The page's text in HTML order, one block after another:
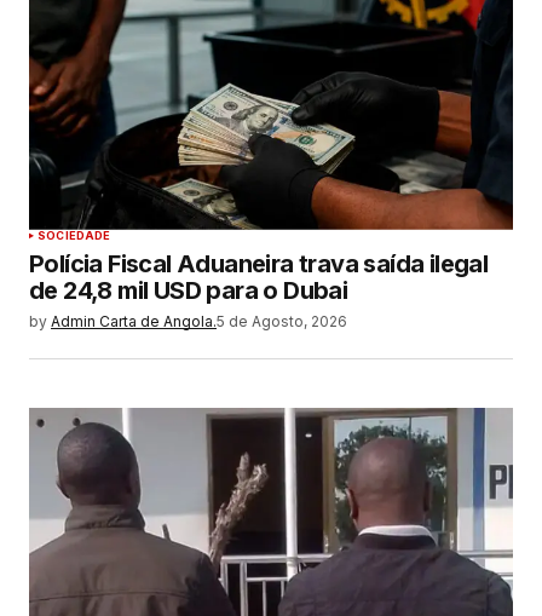
SOCIEDADE
Polícia Fiscal Aduaneira trava saída ilegal
de 24,8 mil USD para o Dubai
by Admin Carta de Angola.5 de Agosto, 2026